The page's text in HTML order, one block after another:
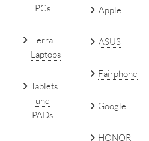
PCs
Terra
Laptops
Tablets
und
PADs
Apple
ASUS
Fairphone
Google
HONOR